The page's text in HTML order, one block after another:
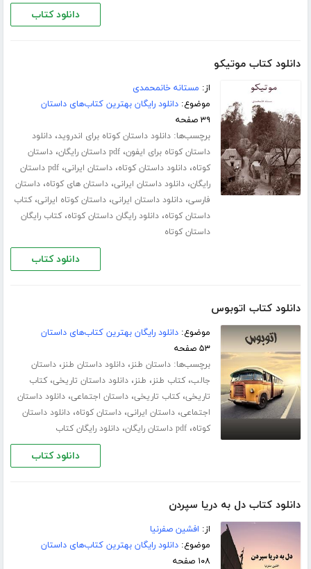
دانلود کتاب
دانلود کتاب موتیکو
از: مستانه خانمحمدی
موضوع:دانلود رایگان بهترین کتاب‌های داستان
۳۹ صفحه
برچسب‌ها:دانلود داستان کوتاه برای اندروید،دانلود
داستان کوتاه برای ایفون،pdf داستان رایگان ،داستان
کوتاه،دانلود داستان کوتاه،داستان ایرانی،
pdf داستان
رایگان،دانلود داستان ایرانی،داستان های کوتاه،داستان
فارسی،دانلود داستان ایرانی،داستان کوتاه ایرانی،کتاب
داستان کوتاه،دانلود رایگان داستان کوتاه،کتاب رایگان
داستان کوتاه
دانلود کتاب
دانلود کتاب اتوبوس
موضوع:دانلود رایگان بهترین کتاب‌های داستان
۵۳ صفحه
برچسب‌ها:داستان طنز،دانلود داستان طنز،داستان
جالب،کتاب طنز، طنز،دانلود داستان تاریخی،کتاب
تاریخی،کتاب تاریخی،داستان اجتماعی،دانلود داستان
اجتماعی،داستان ایرانی،داستان کوتاه،دانلود داستان
کوتاه،pdf داستان رایگان ،دانلود رایگان کتاب
دانلود کتاب
دانلود کتاب دل به دریا سپردن
از: افشین صفرنیا
موضوع:دانلود رایگان بهترین کتاب‌های داستان
۱۰۸ صفحه